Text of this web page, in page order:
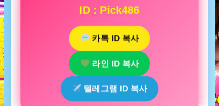
ID : Pick486
카톡 ID 복사
라인 ID 복사
텔레그램 ID 복사